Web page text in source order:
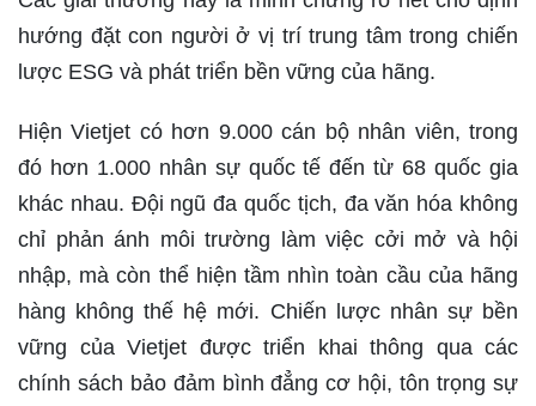
hướng đặt con người ở vị trí trung tâm trong chiến
lược ESG và phát triển bền vững của hãng.
Hiện Vietjet có hơn 9.000 cán bộ nhân viên, trong
đó hơn 1.000 nhân sự quốc tế đến từ 68 quốc gia
khác nhau. Đội ngũ đa quốc tịch, đa văn hóa không
chỉ phản ánh môi trường làm việc cởi mở và hội
nhập, mà còn thể hiện tầm nhìn toàn cầu của hãng
hàng không thế hệ mới. Chiến lược nhân sự bền
vững của Vietjet được triển khai thông qua các
chính sách bảo đảm bình đẳng cơ hội, tôn trọng sự